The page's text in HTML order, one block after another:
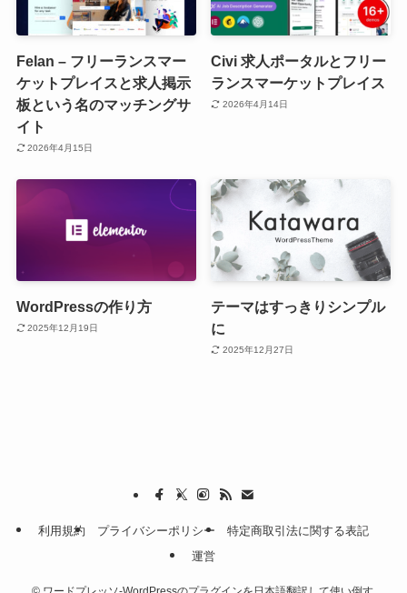
Felan – フリーランスマー
ケットプレイスと求人掲示
板という名のマッチングサ
イト
2026年4月15日
Civi 求人ポータルとフリー
ランスマーケットプレイス
2026年4月14日
WordPressの作り方
2025年12月19日
テーマはすっきりシンプル
に
2025年12月27日
利用規約 プライバシーポリシー
特定商取引法に関する表記
運営